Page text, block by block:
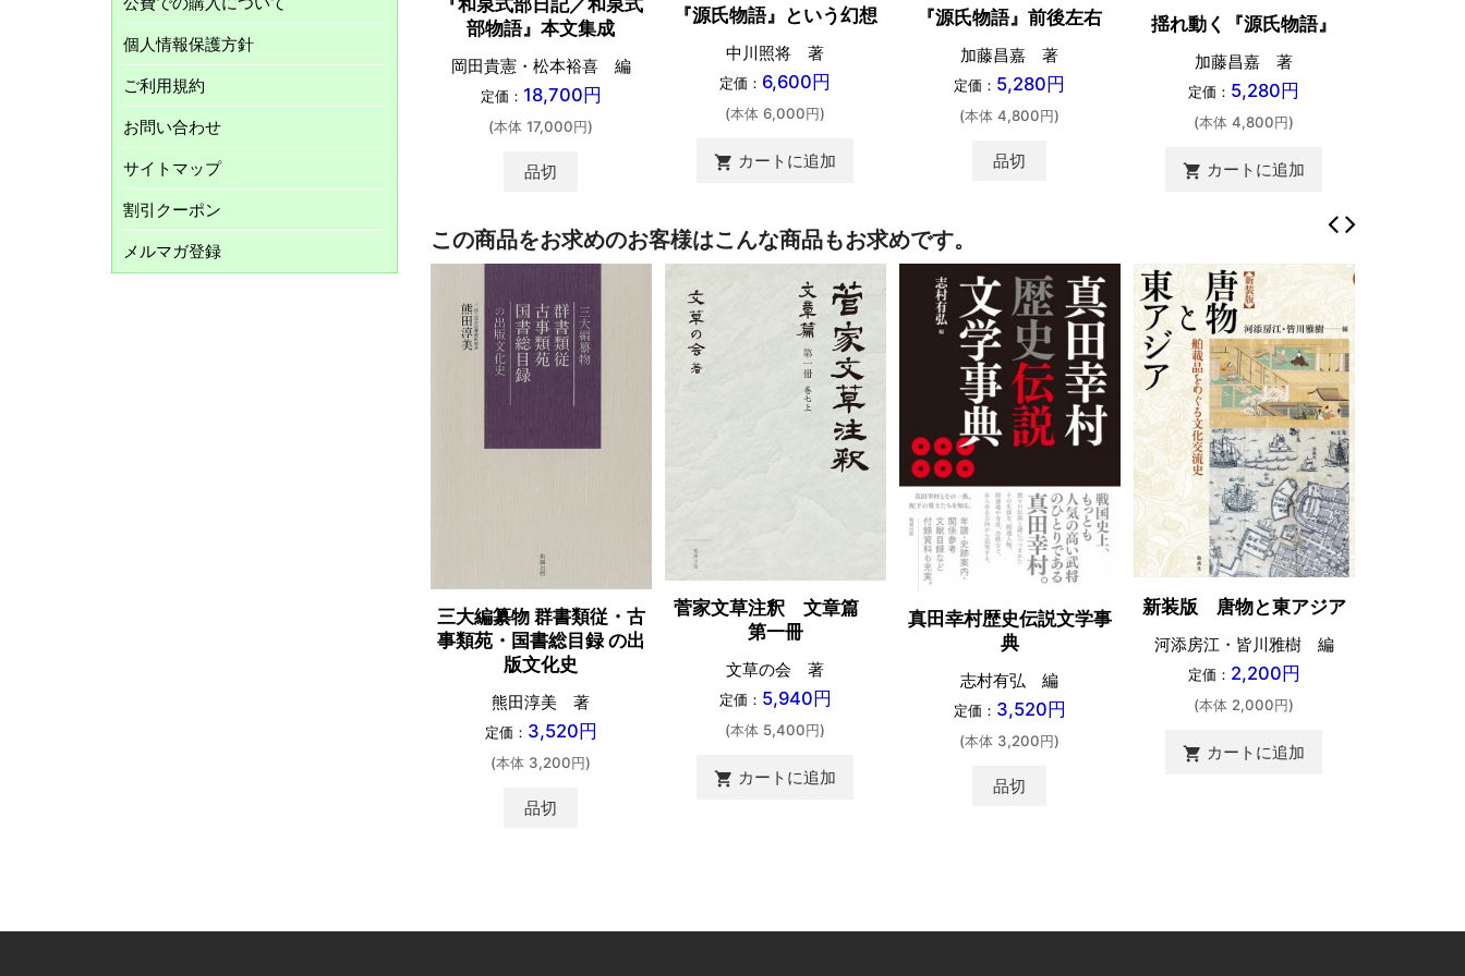
部物語』本文集成
岡田貴憲・松本裕喜 編
定価： 18,700円
(本体 17,000円)
品切
『源氏物語』という幻想
中川照将 著
定価： 6,600円
(本体 6,000円)
shopping_cart カートに追加
『源氏物語』前後左右
加藤昌嘉 著
定価： 5,280円
(本体 4,800円)
品切
揺れ動く『源氏物語』
加藤昌嘉 著
定価： 5,280円
(本体 4,800円)
shopping_cart カートに追加
この商品をお求めのお客様はこんな商品もお求めです。
三大編纂物 群書類従・古
事類苑・国書総目録 の出
版文化史
熊田淳美 著
定価： 3,520円
(本体 3,200円)
品切
菅家文草注釈 文章篇
第一冊
文草の会 著
定価： 5,940円
(本体 5,400円)
shopping_cart カートに追加
真田幸村歴史伝説文学事
典
志村有弘 編
定価： 3,520円
(本体 3,200円)
品切
新装版 唐物と東アジア
河添房江・皆川雅樹 編
定価： 2,200円
(本体 2,000円)
shopping_cart カートに追加
個人情報保護方針
ご利用規約
お問い合わせ
サイトマップ
割引クーポン
メルマガ登録